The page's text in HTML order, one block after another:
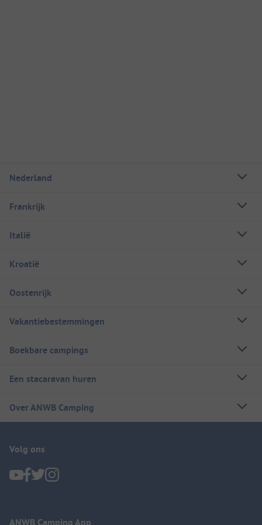
Nederland
Frankrijk
Italië
Kroatië
Oostenrijk
Vakantiebestemmingen
Boekbare campings
Een stacaravan huren
Over ANWB Camping
Volg ons
ANWB Camping App